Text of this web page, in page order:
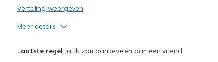
Vertaling weergeven
Meer details
Laatste regel Ja, ik zou aanbevelen aan een vriend